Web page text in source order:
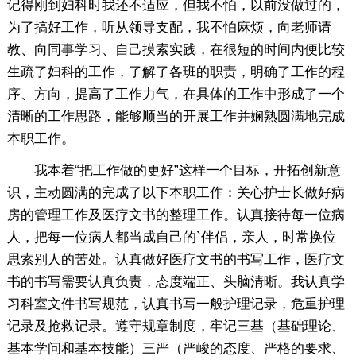
记得刚到妇科时我还不适应，但我不怕，以前没做过的，
为了搞好工作，听从领导支配，我不怕麻烦，向老师请
教、向同事学习、自己摸索实践，在很短的时间内便比较
生疏了妇科的工作，了解了各班的职责，明确了工作的程
序、方向，提高了工作力气，在具体的工作中形成了一个
清晰的工作思路，能够顺当的开展工作并娴熟圆满地完成
本职工作。
我本着“把工作做的更好”这样一个目标，开拓创新意
识，主动圆满的完成了以下本职工作：关心护士长做好病
房的管理工作及医疗文书的整理工作。认真接待每一位病
人，把每一位病人都当成自己的`伴侣，亲人，时常换位
思索别人的苦处。认真做好医疗文书的书写工作，医疗文
书的书写需要认真负责，态度端正、头脑清晰。我认真学
习科室文件书写规范，认真书写一般护理记录，危重护理
记录及抢救记录。遵守规章制度，牢记三基（基础理论、
基本学问和基本技能）三严（严峻的态度、严格的要求、